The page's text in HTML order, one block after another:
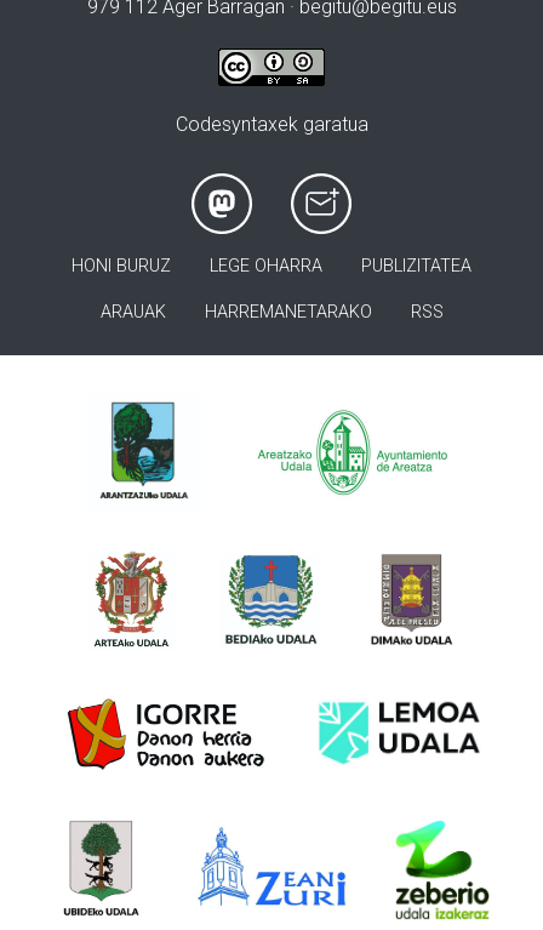
979 112 Ager Barragan · begitu@begitu.eus
Codesyntaxek garatua
HONI BURUZ LEGE OHARRA PUBLIZITATEA
ARAUAK HARREMANETARAKO RSS